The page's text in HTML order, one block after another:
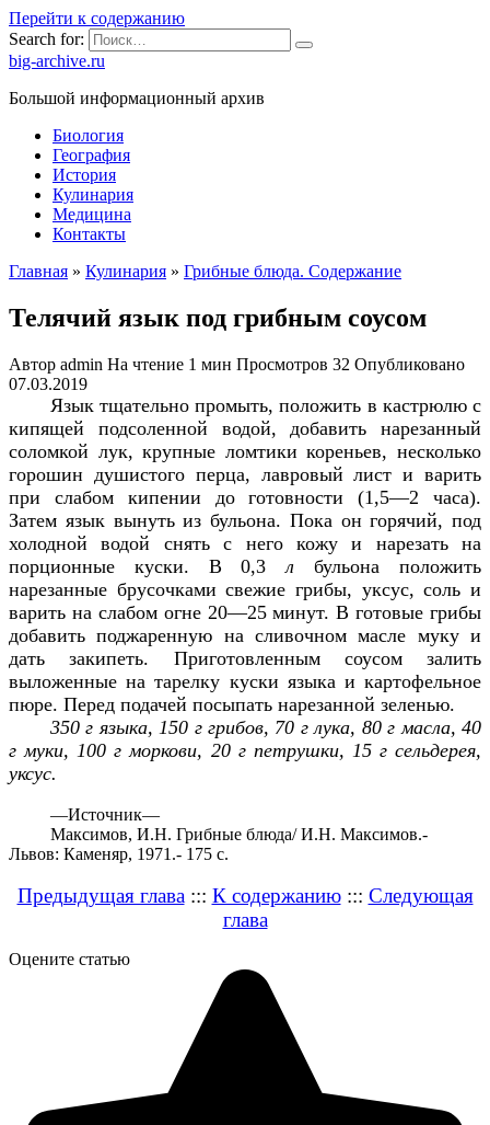
Перейти к содержанию
Search for:
big-archive.ru
Большой информационный архив
Биология
География
История
Кулинария
Медицина
Контакты
Главная » Кулинария » Грибные блюда. Содержание
Телячий язык под грибным соусом
Автор admin На чтение 1 мин Просмотров 32 Опубликовано
07.03.2019
Язык тщательно промыть, положить в кастрюлю с
кипящей подсоленной водой, добавить нарезанный
соломкой лук, крупные ломтики кореньев, несколько
горошин душистого перца, лавровый лист и варить
при слабом кипении до готовности (1,5—2 часа).
Затем язык вынуть из бульона. Пока он горячий, под
холодной водой снять с него кожу и нарезать на
порционные куски. В 0,3лбульона положить
нарезанные брусочками свежие грибы, уксус, соль и
варить на слабом огне 20—25 минут. В готовые грибы
добавить поджаренную на сливочном масле муку и
дать закипеть. Приготовленным соусом залить
выложенные на тарелку куски языка и картофельное
пюре. Перед подачей посыпать нарезанной зеленью.
350 г языка, 150 г грибов, 70 г лука, 80 г масла, 40
г муки, 100 г моркови, 20 г петрушки, 15 г сельдерея,
уксус.
—Источник—
Максимов, И.Н. Грибные блюда/ И.Н. Максимов.-
Львов: Каменяр, 1971.- 175 с.
Предыдущая глава::: К содержанию::: Следующая
глава
Оцените статью